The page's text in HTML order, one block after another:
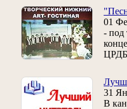
01
- под
31
В